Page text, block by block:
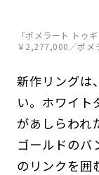
「ポメラート トゥ
￥2,277,000／ポメ
新作リングは
い。ホワイト
があしらわれ
ゴールドのバ
のリンクを囲